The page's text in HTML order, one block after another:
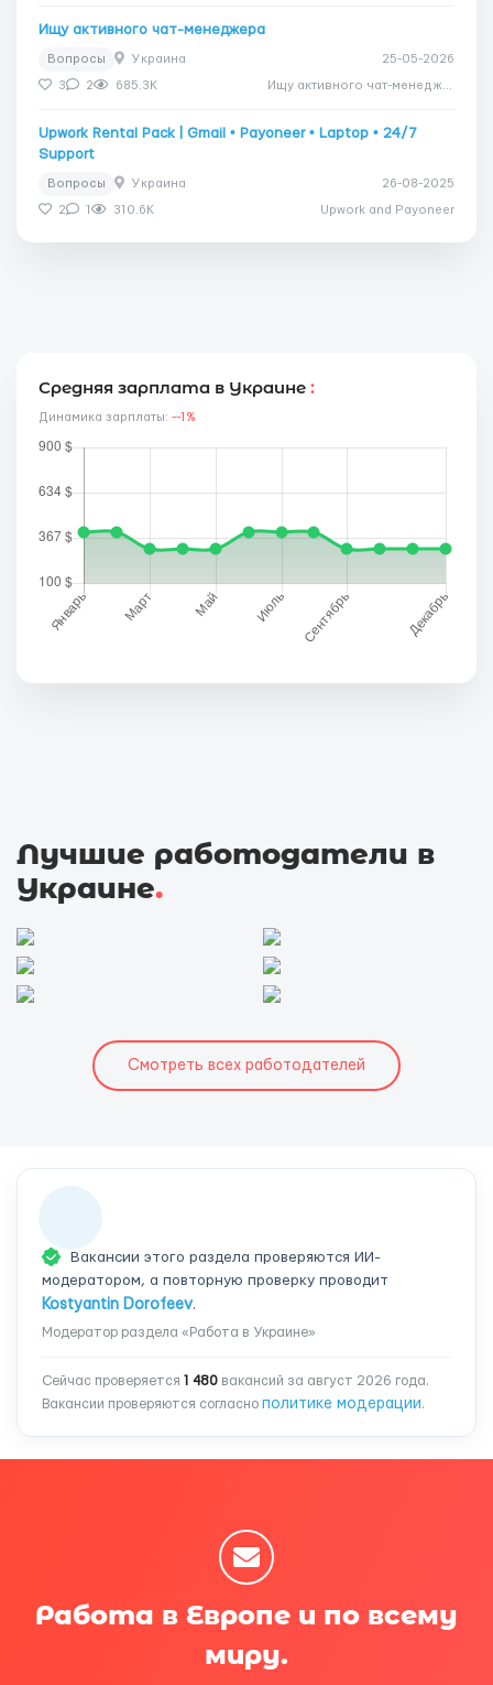
Ищу активного чат-менеджера
Вопросы Украина 25-05-2026
3 2 685.3K
Upwork Rental Pack | Gmail • Payoneer • Laptop • 24/7
Support
Вопросы Украина 26-08-2025
2 1 310.6K Upwork and Payoneer
Средняя зарплата в Украине :
Динамика зарплаты: --1%
Лучшие работодатели в
Украине.
Смотреть всех работодателей
Вакансии этого раздела проверяются ИИ-
модератором, а повторную проверку проводит
Kostyantin Dorofeev.
Модератор раздела «Работа в Украине»
Сейчас проверяется 1 480 вакансий за август 2026 года.
Вакансии проверяются согласно политике модерации.
Работа в Европе и по всему
миру.